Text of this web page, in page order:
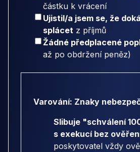
částku k vrácení
Ujistil/a jsem se, že
splácet z příjmů
Žádné předplacené
až po obdržení peněz)
Varování: Znaky
Slibuje "schválení
s exekucí bez
poskytovatel vždy